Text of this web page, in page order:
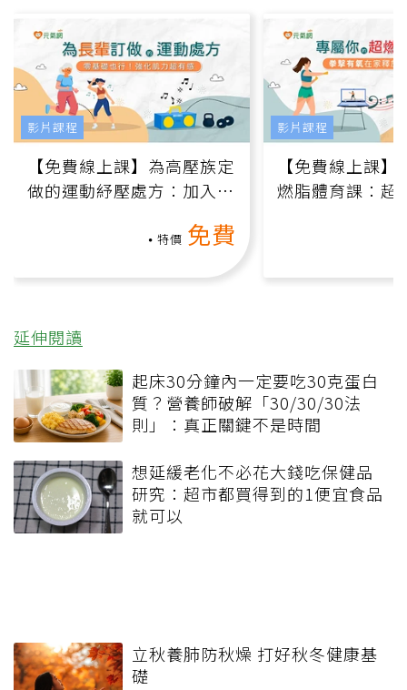
【免費線上課】為高壓族定
做的運動紓壓處方：加入行
特價 免費
影片課程
【免費線上課
燃脂體育課：超
影片課程
延伸閱讀
起床30分鐘內一定要吃30克蛋白
質？營養師破解「30/30/30法
則」：真正關鍵不是時間
想延緩老化不必花大錢吃保健品
研究：超市都買得到的1便宜食品
就可以
立秋養肺防秋燥 打好秋冬健康基
礎